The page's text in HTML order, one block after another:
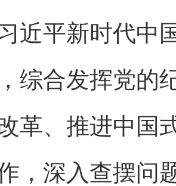
近平新时代中
综合发挥党的
革、推进中国
，深入查摆问